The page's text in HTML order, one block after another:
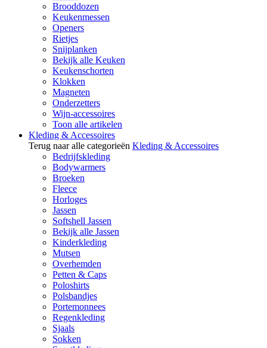
Brooddozen
Keukenmessen
Openers
Rietjes
Snijplanken
Bekijk alle Keuken
Keukenschorten
Klokken
Magneten
Onderzetters
Wijn-accessoires
Toon alle artikelen
Kleding & Accessoires
Terug naar alle categorieën Kleding & Accessoires
Bedrijfskleding
Bodywarmers
Broeken
Fleece
Horloges
Jassen
Softshell Jassen
Bekijk alle Jassen
Kinderkleding
Mutsen
Overhemden
Petten & Caps
Poloshirts
Polsbandjes
Portemonnees
Regenkleding
Sjaals
Sokken